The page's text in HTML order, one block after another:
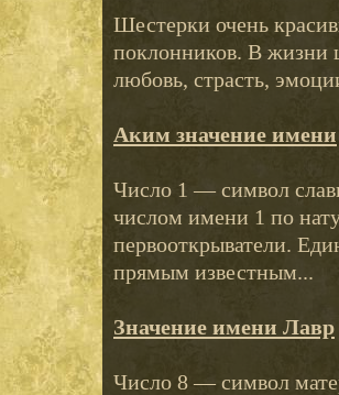
Шестерки очень
поклонников. В жизни
любовь, страсть,
Аким значение имени
Число 1 — символ
числом имени 1 по
первооткрыватели.
прямым известным...
Значение имени Лавр
Число 8 — символ